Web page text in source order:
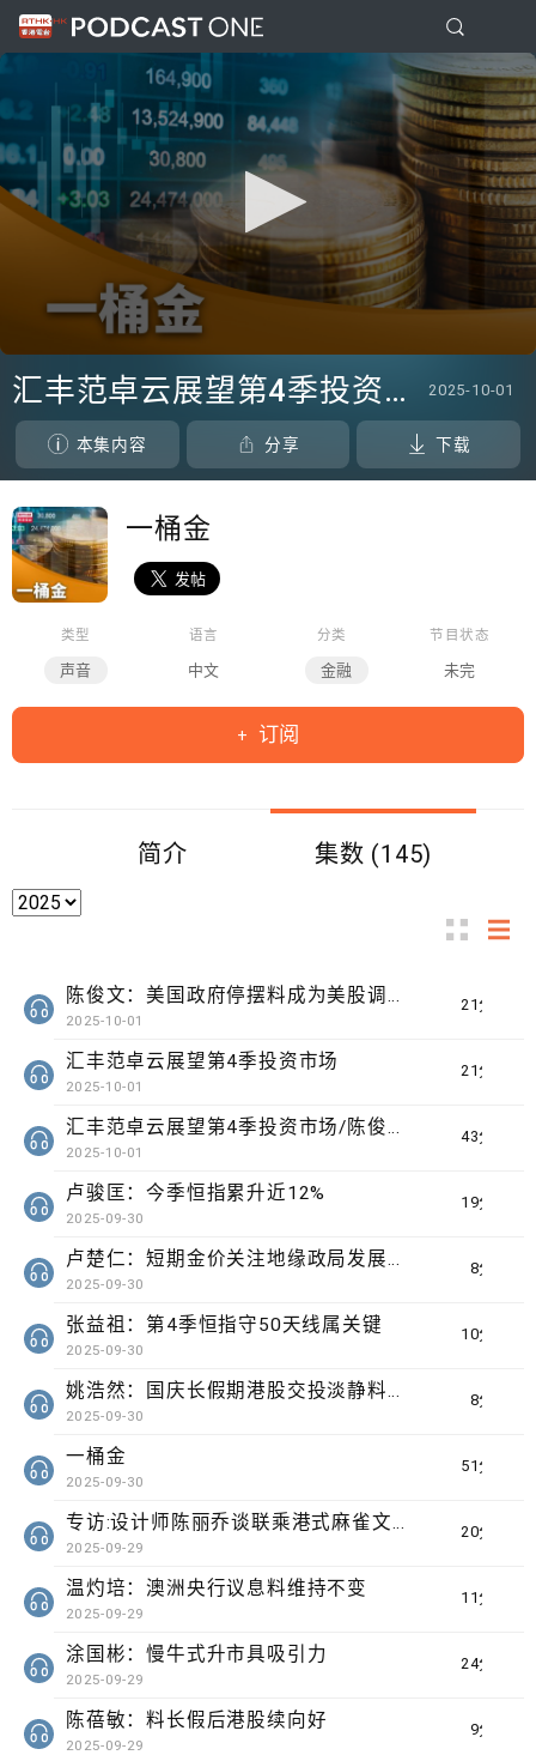
seconds
of
seconds
汇丰范卓云展望第4季投资市场 2025-10-01
本集内容 分享 下载
一桶金
类型
声音
语言
中文
分类
金融
节目状态
未完
订阅
简介 集数 (145)
21分钟
陈俊文：美国政府停摆料成为美股调整借口
2025-10-01
21分钟
汇丰范卓云展望第4季投资市场
2025-10-01
43分钟
汇丰范卓云展望第4季投资市场/陈俊文：美国政府停摆料成为美股调整借口
2025-10-01
19分钟
卢骏匡：今季恒指累升近12%
2025-09-30
8分钟
卢楚仁：短期金价关注地缘政局发展要留意波动
2025-09-30
10分钟
张益祖：第4季恒指守50天线属关键
2025-09-30
8分钟
姚浩然：国庆长假期港股交投淡静料将整固
2025-09-30
51分钟
一桶金
2025-09-30
20分钟
专访:设计师陈丽乔谈联乘港式麻雀文化出海
2025-09-29
11分钟
温灼培：澳洲央行议息料维持不变
2025-09-29
24分钟
涂国彬：慢牛式升市具吸引力
2025-09-29
9分钟
陈蓓敏：料长假后港股续向好
2025-09-29